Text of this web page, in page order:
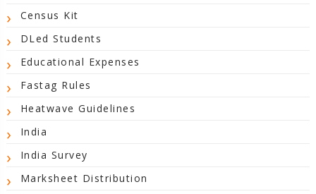
Census Kit
DLed Students
Educational Expenses
Fastag Rules
Heatwave Guidelines
India
India Survey
Marksheet Distribution